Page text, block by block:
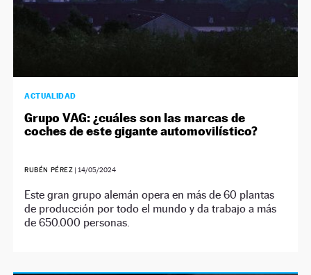
ACTUALIDAD
Grupo VAG: ¿cuáles son las marcas de
coches de este gigante automovilístico?
RUBÉN PÉREZ | 14/05/2024
Este gran grupo alemán opera en más de 60 plantas
de producción por todo el mundo y da trabajo a más
de 650.000 personas.